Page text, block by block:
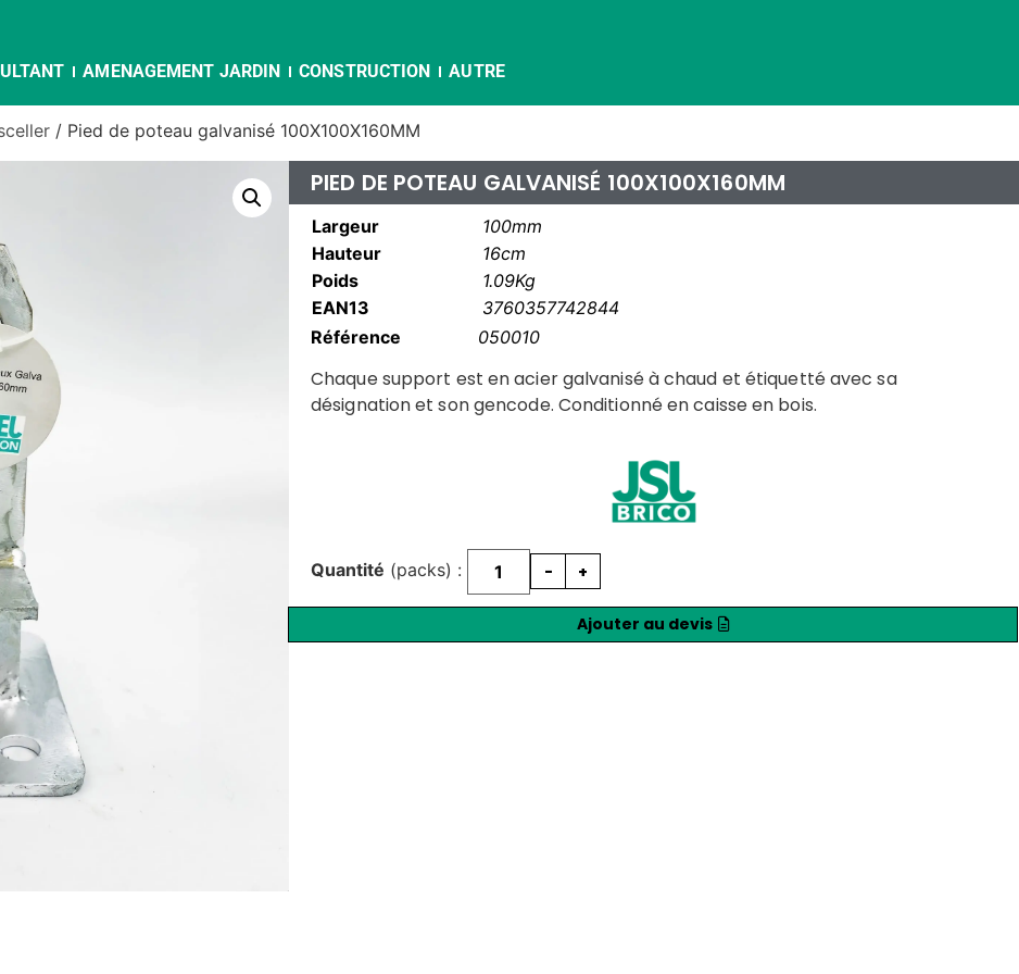
AMENAGEMENT JARDIN CONSTRUCTION AUTRE
/ Pied de poteau galvanisé 100X100X160MM
PIED DE POTEAU GALVANISÉ 100X100X160MM
Largeur
100mm
Hauteur
16cm
Poids
1.09Kg
EAN13
3760357742844
Référence
050010
Chaque support est en acier galvanisé à chaud et étiquetté avec sa
désignation et son gencode. Conditionné en caisse en bois.
Quantité (packs) : - +
Ajouter au devis